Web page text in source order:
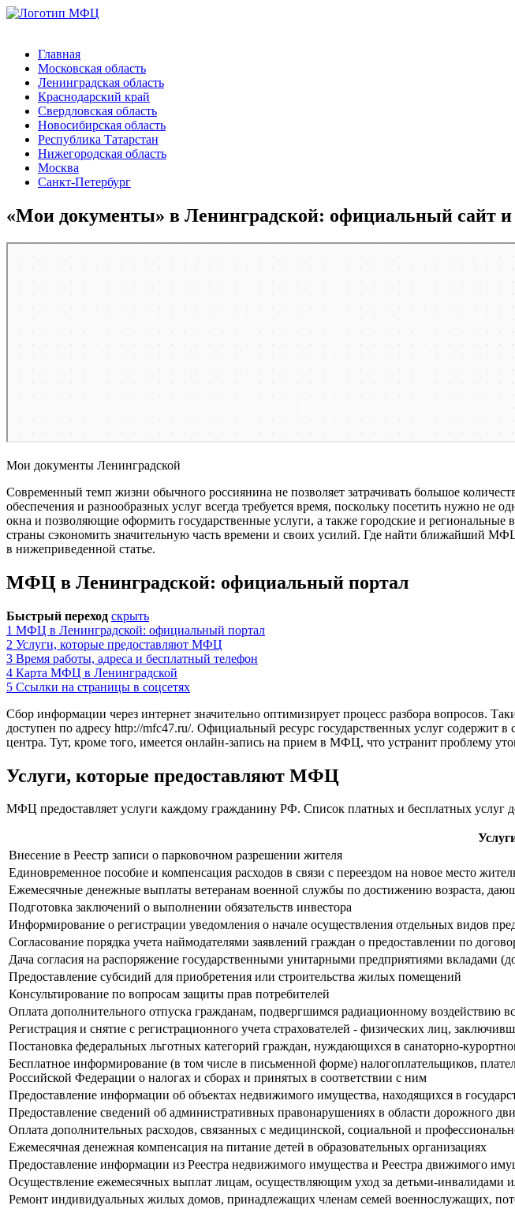
Главная
Московская область
Ленинградская область
Краснодарский край
Свердловская область
Новосибирская область
Республика Татарстан
Нижегородская область
Москва
Санкт-Петербург
«Мои документы» в Ленинградской: официальный сайт
Мои документы Ленинградской
Современный темп жизни обычного россиянина не позволяет затрачивать большое
обеспечения и разнообразных услуг всегда требуется время, поскольку посетить нужно
окна и позволяющие оформить государственные услуги, а также городские и
страны сэкономить значительную часть времени и своих усилий. Где найти ближайший
в нижеприведенной статье.
МФЦ в Ленинградской: официальный портал
Быстрый переход скрыть
1 МФЦ в Ленинградской: официальный портал
2 Услуги, которые предоставляют МФЦ
3 Время работы, адреса и бесплатный телефон
4 Карта МФЦ в Ленинградской
5 Ссылки на страницы в соцсетях
Сбор информации через интернет значительно оптимизирует процесс разбора вопросов.
доступен по адресу http://mfc47.ru/. Официальный ресурс государственных услуг содержит
центра. Тут, кроме того, имеется онлайн-запись на прием в МФЦ, что устранит проблему
Услуги, которые предоставляют МФЦ
МФЦ предоставляет услуги каждому гражданину РФ. Список платных и бесплатных
Внесение в Реестр записи о парковочном разрешении жителя
Единовременное пособие и компенсация расходов в связи с переездом на новое место
Ежемесячные денежные выплаты ветеранам военной службы по достижению возраста,
Подготовка заключений о выполнении обязательств инвестора
Информирование о регистрации уведомления о начале осуществления отдельных видов
Согласование порядка учета наймодателями заявлений граждан о предоставлении по
Дача согласия на распоряжение государственными унитарными предприятиями вкладами
Предоставление субсидий для приобретения или строительства жилых помещений
Консультирование по вопросам защиты прав потребителей
Оплата дополнительного отпуска гражданам, подвергшимся радиационному воздействию
Регистрация и снятие с регистрационного учета страхователей - физических лиц,
Постановка федеральных льготных категорий граждан, нуждающихся в санаторно-
Бесплатное информирование (в том числе в письменной форме) налогоплательщиков,
Российской Федерации о налогах и сборах и принятых в соответствии с ним
Предоставление информации об объектах недвижимого имущества, находящихся в
Предоставление сведений об административных правонарушениях в области дорожного
Оплата дополнительных расходов, связанных с медицинской, социальной и
Ежемесячная денежная компенсация на питание детей в образовательных организациях
Предоставление информации из Реестра недвижимого имущества и Реестра движимого
Осуществление ежемесячных выплат лицам, осуществляющим уход за детьми-инвалидами
Ремонт индивидуальных жилых домов, принадлежащих членам семей военнослужащих,